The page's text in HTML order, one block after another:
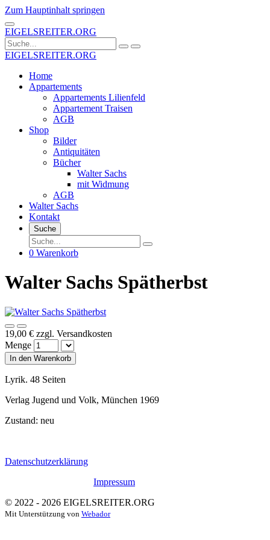
Zum Hauptinhalt springen
EIGELSREITER.ORG
EIGELSREITER.ORG
Home
Appartements
Appartements Lilienfeld
Appartement Traisen
AGB
Shop
Bilder
Antiquitäten
Bücher
Walter Sachs
mit Widmung
AGB
Walter Sachs
Kontakt
Suche
0 Warenkorb
Walter Sachs Spätherbst
19,00 € zzgl. Versandkosten
Menge
In den Warenkorb
Lyrik. 48 Seiten
Verlag Jugend und Volk, München 1969
Zustand: neu
Datenschutzerklärung
Impressum
© 2022 - 2026 EIGELSREITER.ORG
Mit Unterstützung von Webador